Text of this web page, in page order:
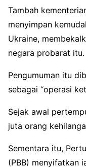
Tambah
menyimpan
Ukraine,
negara probarat itu.
Pengumuman itu
sebagai “operasi
Sejak awal
juta orang
Sementara itu,
(PBB) menyifatkan